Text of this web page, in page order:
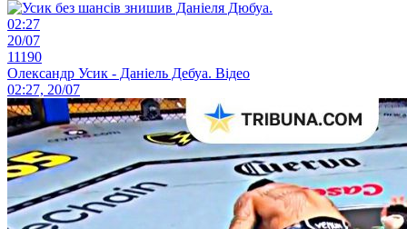
02:27
20/07
11190
Олександр Усик - Даніель Дебуа. Відео
02:27, 20/07